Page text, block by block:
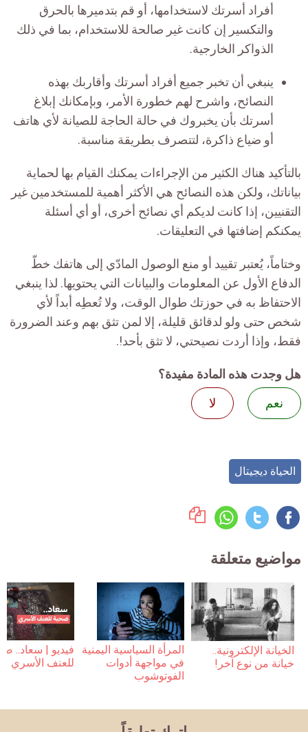
أفراد أسرتك لاستخدامها، أو قم بتدميرها بالحرق
والتكسير إن كانت غير صالحة للاستخدام، بما في ذلك
الذواكر الخارجية.
ينبغي أن تخبر جميع أفراد أسرتك وأقاربك بهذه
النصائح، واشرح لهم خطورة الأمر، وبإمكانك إبلاغ
أسرتك بأن يخبروك في حالة الحاجة للصيانة لأي هاتف
أو ضياع ذاكرة، لتتصرف بطريقة مناسبة.
بالتأكيد هناك الكثير من الإجراءات يمكنك القيام بها لحماية
بياناتك، ولكن هذه النصائح هي الأكثر أهمية للمستخدمين غير
التقنيين، إذا كانت لديكم أي نصائح أخرى، أو أي أسئلة
يمكنكم إضافتها في التعليقات.
وختاماً، يُعتبر تقييد أو منع الوصول المادّي إلى هاتفك خطّ
الدفاع الأول عن المعلومات والبيانات التي يحتويها. لذا ينبغي
الاحتفاظ به في حوزتك طوال الوقت، ولا تُعطِه أبداً لأي
شخص حتى ولو لدقائق قليلة، إلا لمن تثق بهم وعند الضرورة
فقط، وإذا أردت نصيحتي، لا تثق بأحد!.
هل وجدت هذه المادة مفيدة؟
نعم
لا
الحياة ديجيتال
مواضيع متعلقة
الخيانة الإلكترونية..
خيانة من نوع آخر!
المرأة السياسية اليمنية
في مواجهة أدوات
الفوتوشوب
فيديو | سعاد..
للعنف الأسري